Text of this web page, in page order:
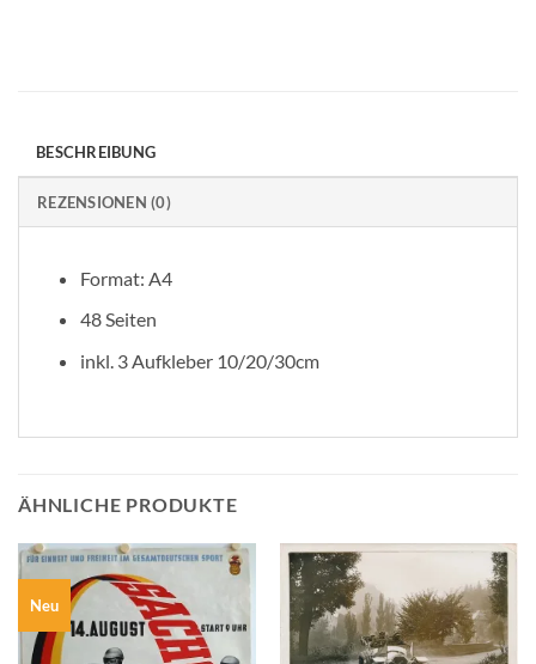
BESCHREIBUNG
REZENSIONEN (0)
Format: A4
48 Seiten
inkl. 3 Aufkleber 10/20/30cm
ÄHNLICHE PRODUKTE
Neu